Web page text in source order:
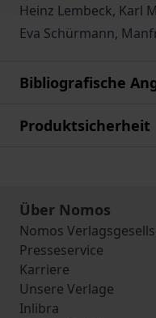
Heinz Lembeck, Karl
Eva Schürmann,
Bibliografische
Produktsicherheit
Über Nomos
Nomos
Presseservice
Karriere
Unsere Verlage
Inlibra